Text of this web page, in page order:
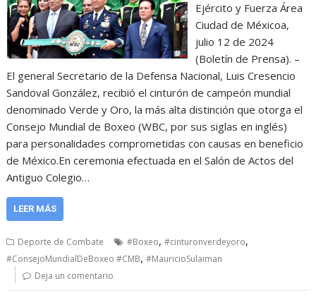
Ejército y Fuerza Área
Ciudad de Méxicoa,
julio 12 de 2024
(Boletín de Prensa). –
El general Secretario de la Defensa Nacional, Luis Cresencio
Sandoval González, recibió el cinturón de campeón mundial
denominado Verde y Oro, la más alta distinción que otorga el
Consejo Mundial de Boxeo (WBC, por sus siglas en inglés)
para personalidades comprometidas con causas en beneficio
de México.En ceremonia efectuada en el Salón de Actos del
Antiguo Colegio…
LEER MÁS
Deporte de Combate #Boxeo,#cinturonverdeyoro,
#ConsejoMundialDeBoxeo #CMB,#MauricioSulaiman
Deja un comentario